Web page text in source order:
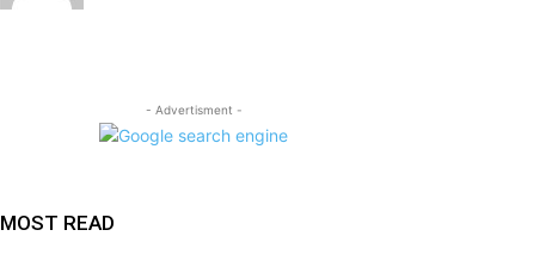
- Advertisment -
MOST READ